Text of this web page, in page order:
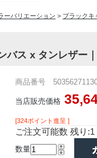
ーバリエーション > ブラックキ
バス x タンレザー
商品番号
当店販売価格
[324ポイント進呈 ]
ご注文可能数 残り:1
数量